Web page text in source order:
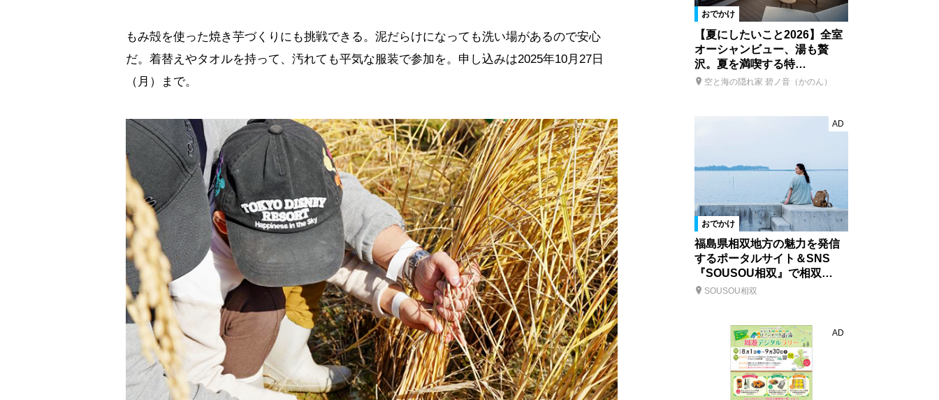
もみ殻を使った焼き芋づくりにも挑戦できる。泥だらけになっても洗い場があるので安心
だ。着替えやタオルを持って、汚れても平気な服装で参加を。申し込みは2025年10月27日
（月）まで。
おでかけ
【夏にしたいこと2026】全室
オーシャンビュー、湯も贅
沢。夏を満喫する特…
空と海の隠れ家 碧ノ音（かのん）
おでかけ
AD
福島県相双地方の魅力を発信
するポータルサイト＆SNS
『SOUSOU相双』で相双…
SOUSOU相双
AD